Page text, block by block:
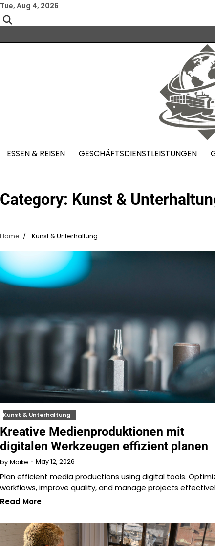
Skip
to
content
Tue, Aug 4, 2026
ESSEN & REISEN GESCHÄFTSDIENSTLEISTUNGEN
Category: Kunst &
Home Kunst & Unterhaltung
Kunst & Unterhaltung
Kreative Medienproduktionen mit
digitalen Werkzeugen effizient planen
by Maike May 12, 2026
Plan efficient media productions using digital tools.
workflows, improve quality, and manage projects
Read More